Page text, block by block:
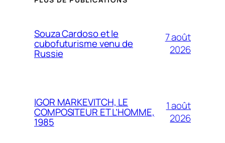
Souza Cardoso et le
cubofuturisme venu de
Russie
7 août
2026
IGOR MARKEVITCH, LE
COMPOSITEUR ET L’HOMME,
1985
1 août
2026